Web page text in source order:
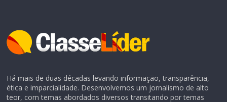
Há mais de duas décadas levando informação, transparência,
ética e imparcialidade. Desenvolvemos um jornalismo de alto
teor, com temas abordados diversos transitando por temas